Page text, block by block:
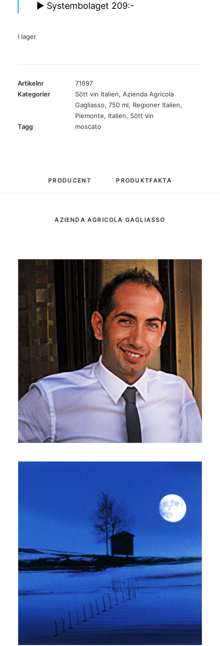
► Systembolaget 209:-
I lager
Artikelnr
71697
Kategorier
Sött vin Italien, Azienda Agricola
Gagliasso, 750 ml, Regioner Italien,
Piemonte, Italien, Sött vin
Tagg
moscato
PRODUCENT PRODUKTFAKTA
AZIENDA AGRICOLA GAGLIASSO